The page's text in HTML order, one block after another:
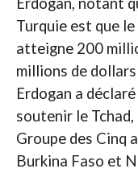
Turquie est que
atteigne 200
millions de
Erdogan a
soutenir le
Groupe des Cinq
Burkina Faso et